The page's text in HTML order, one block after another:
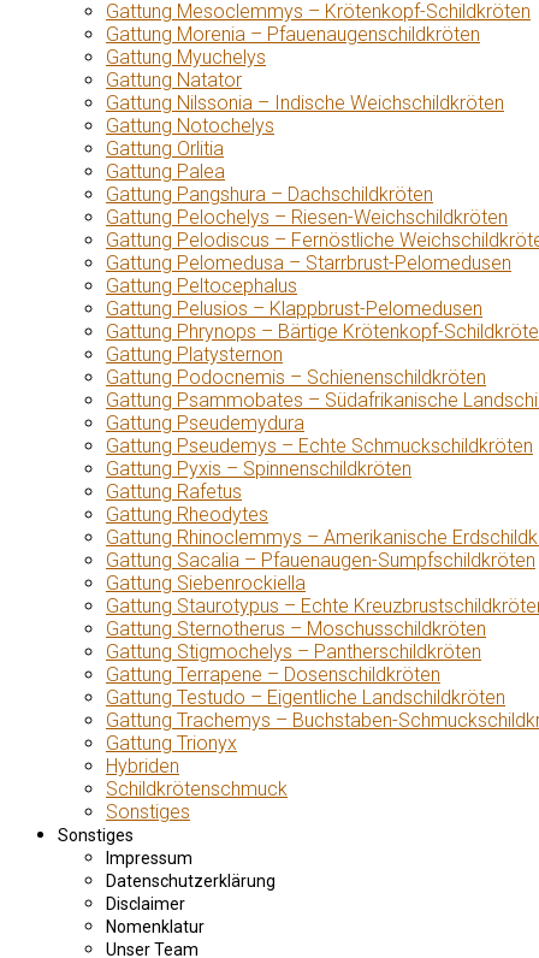
Gattung Mesoclemmys – Krötenkopf-Schildkröten
Gattung Morenia – Pfauenaugenschildkröten
Gattung Myuchelys
Gattung Natator
Gattung Nilssonia – Indische Weichschildkröten
Gattung Notochelys
Gattung Orlitia
Gattung Palea
Gattung Pangshura – Dachschildkröten
Gattung Pelochelys – Riesen-Weichschildkröten
Gattung Pelodiscus – Fernöstliche
Gattung Pelomedusa – Starrbrust-Pelomedusen
Gattung Peltocephalus
Gattung Pelusios – Klappbrust-Pelomedusen
Gattung Phrynops – Bärtige Krötenkopf-
Gattung Platysternon
Gattung Podocnemis – Schienenschildkröten
Gattung Psammobates – Südafrikanische
Gattung Pseudemydura
Gattung Pseudemys – Echte Schmuckschildkröten
Gattung Pyxis – Spinnenschildkröten
Gattung Rafetus
Gattung Rheodytes
Gattung Rhinoclemmys – Amerikanische
Gattung Sacalia – Pfauenaugen-Sumpfschildkröten
Gattung Siebenrockiella
Gattung Staurotypus – Echte
Gattung Sternotherus – Moschusschildkröten
Gattung Stigmochelys – Pantherschildkröten
Gattung Terrapene – Dosenschildkröten
Gattung Testudo – Eigentliche Landschildkröten
Gattung Trachemys – Buchstaben-
Gattung Trionyx
Hybriden
Schildkrötenschmuck
Sonstiges
Sonstiges
Impressum
Datenschutzerklärung
Disclaimer
Nomenklatur
Unser Team